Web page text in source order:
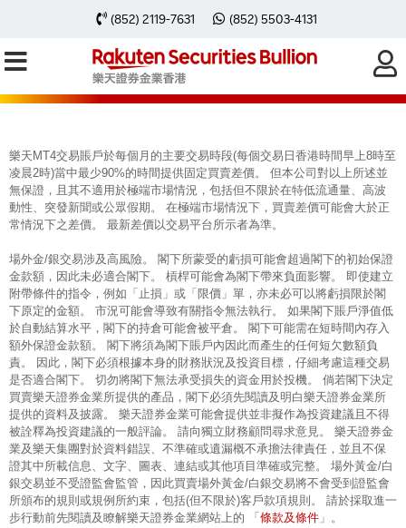
(852) 2119-7631 (852) 5503-4131
每周黃金分析 20240812
樂天MT4交易賬戶於每個月的主要交易時段(每個交易日香港時間早上8時至
凌晨2時)當中最少90%的時間提供固定買賣差價。 但本公司對以上所述並
無保證，且其不適用於極端市場情況，包括但不限於在特低流通量、高波
動性、突發新聞或公眾假期。 在極端市場情況下，買賣差價可能會大於正
常情況下之差價。 最新差價以交易平台所示者為準。
場外金/銀交易涉及高風險。 閣下所蒙受的虧損可能會超過閣下的初始保證
金款額，因此未必適合閣下。 槓桿可能會為閣下帶來負面影響。 即使建立
附帶條件的指令，例如「止損」或「限價」單，亦未必可以將虧損限於閣
下原定的金額。 市況可能會導致有關指令無法執行。 如果閣下賬戶淨值低
於自動結算水平，閣下的持倉可能會被平倉。 閣下可能需在短時間內存入
額外保證金款額。 閣下將須為閣下賬戶內因此而產生的任何短欠數額負
責。 因此，閣下必須根據本身的財務狀況及投資目標，仔細考慮這種交易
是否適合閣下。 切勿將閣下無法承受損失的資金用於投機。 倘若閣下決定
買賣樂天證券金業所提供的產品，閣下必須先閱讀及明白樂天證券金業所
提供的資料及披露。 樂天證券金業可能會提供並非擬作為投資建議且不得
被詮釋為投資建議的一般評論。 請向獨立財務顧問尋求意見。 樂天證券金
業及樂天集團對於資料錯誤、不準確或遺漏概不承擔法律責任，並且不保
證其中所載信息、文字、圖表、連結或其他項目準確或完整。 場外黃金/白
銀交易並不受證監會監管，因此買賣場外黃金/白銀交易將不會受到證監會
所頒布的規則或規例所約束，包括(但不限於)客戶款項規則。 請於採取進一
步行動前先閱讀及瞭解樂天證券金業網站上的 「 條款及條件 」。